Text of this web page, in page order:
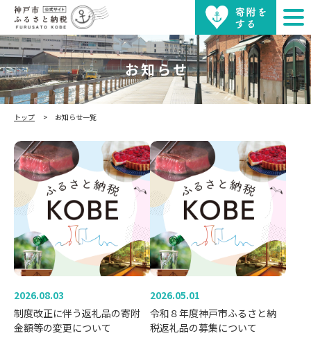
お知らせ
トップ お知らせ一覧
2026.08.03
制度改正に伴う返礼品の寄附
金額等の変更について
2026.05.01
令和８年度神戸市ふるさと納
税返礼品の募集について